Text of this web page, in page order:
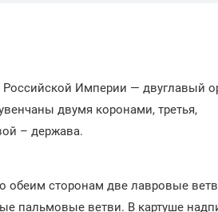
Империи — двуглавый
двумя коронами, третья,
– держава.
обеим сторонам две лавровые
пальмовые ветви. В картуше